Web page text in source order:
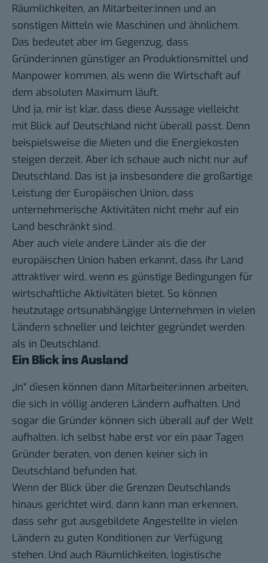
Räumlichkeiten, an Mitarbeiter:innen und an
sonstigen Mitteln wie Maschinen und ähnlichem.
Das bedeutet aber im Gegenzug, dass
Gründer:innen günstiger an Produktionsmittel und
Manpower kommen, als wenn die Wirtschaft auf
dem absoluten Maximum läuft.
Und ja, mir ist klar, dass diese Aussage vielleicht
mit Blick auf Deutschland nicht überall passt. Denn
beispielsweise die Mieten und die Energiekosten
steigen derzeit. Aber ich schaue auch nicht nur auf
Deutschland. Das ist ja insbesondere die großartige
Leistung der Europäischen Union, dass
unternehmerische Aktivitäten nicht mehr auf ein
Land beschränkt sind.
Aber auch viele andere Länder als die der
europäischen Union haben erkannt, dass ihr Land
attraktiver wird, wenn es günstige Bedingungen für
wirtschaftliche Aktivitäten bietet. So können
heutzutage ortsunabhängige Unternehmen in vielen
Ländern schneller und leichter gegründet werden
als in Deutschland.
Ein Blick ins Ausland
„In“ diesen können dann Mitarbeiter:innen arbeiten,
die sich in völlig anderen Ländern aufhalten. Und
sogar die Gründer können sich überall auf der Welt
aufhalten. Ich selbst habe erst vor ein paar Tagen
Gründer beraten, von denen keiner sich in
Deutschland befunden hat.
Wenn der Blick über die Grenzen Deutschlands
hinaus gerichtet wird, dann kann man erkennen,
dass sehr gut ausgebildete Angestellte in vielen
Ländern zu guten Konditionen zur Verfügung
stehen. Und auch Räumlichkeiten, logistische